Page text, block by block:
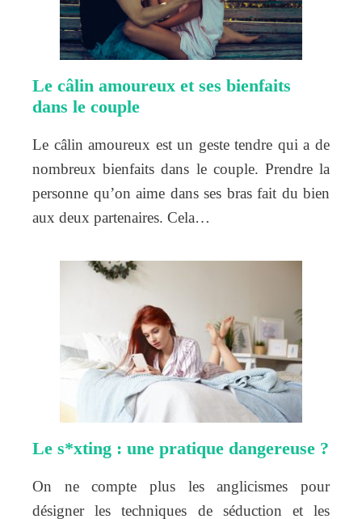
Le câlin amoureux et ses bienfaits
dans le couple
Le câlin amoureux est un geste tendre qui a de
nombreux bienfaits dans le couple. Prendre la
personne qu’on aime dans ses bras fait du bien
aux deux partenaires. Cela…
Le s*xting : une pratique dangereuse ?
On ne compte plus les anglicismes pour
désigner les techniques de séduction et les